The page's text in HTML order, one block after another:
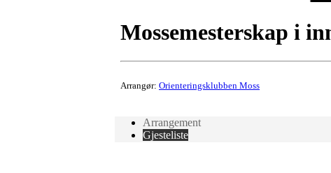
Mossemesterskap i
Arrangør: Orienteringsklubben Moss
Arrangement
Gjesteliste